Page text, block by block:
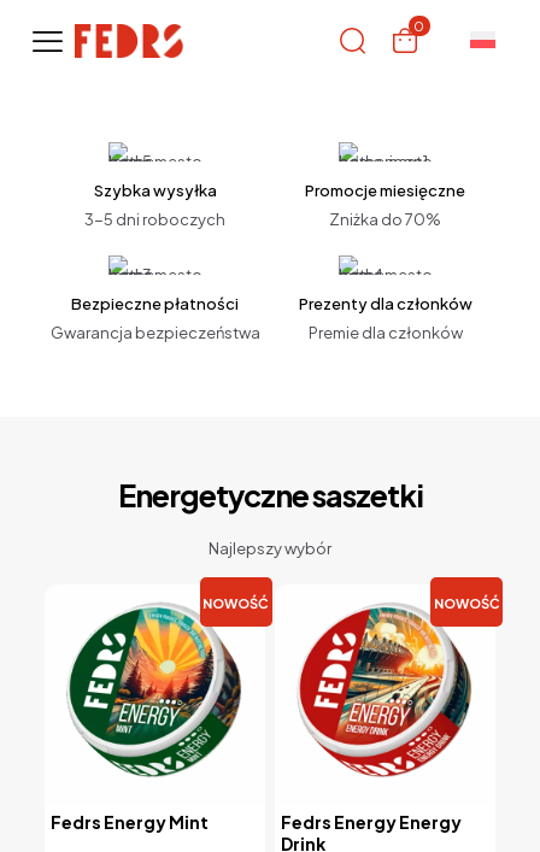
0
Szybka wysyłka
3-5 dni roboczych
Promocje miesięczne
Zniżka do 70%
Bezpieczne płatności
Gwarancja bezpieczeństwa
Prezenty dla członków
Premie dla członków
Energetyczne saszetki
Najlepszy wybór
NOWOŚĆ
Fedrs Energy Mint
NOWOŚĆ
Fedrs Energy Energy
Drink